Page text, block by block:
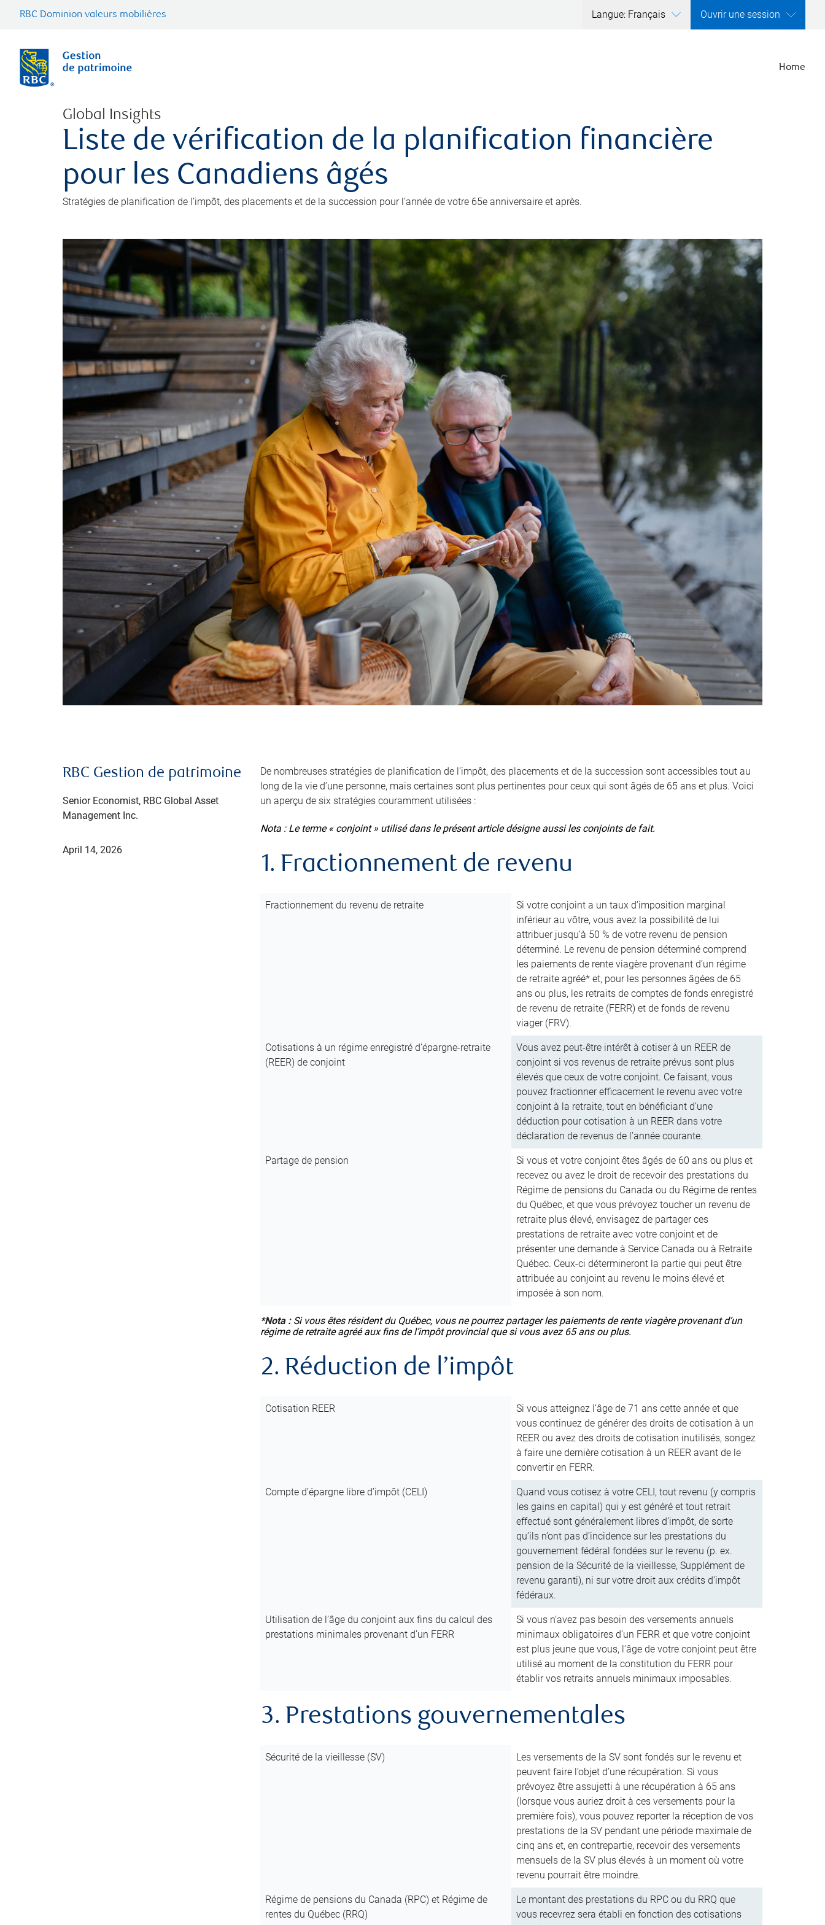
RBC Dominion valeurs mobilières Langue: Français Ouvrir une session
Home
Global Insights
Liste de vérification de la planification financière
pour les Canadiens âgés
Stratégies de planification de l’impôt, des placements et de la succession pour l’année de votre 65e anniversaire et après.
RBC Gestion de patrimoine
Senior Economist, RBC Global Asset
Management Inc.
April 14, 2026
De nombreuses stratégies de planification de l’impôt, des placements et de la succession sont accessibles tout au
long de la vie d’une personne, mais certaines sont plus pertinentes pour ceux qui sont âgés de 65 ans et plus. Voici
un aperçu de six stratégies couramment utilisées :
Nota : Le terme « conjoint » utilisé dans le présent article désigne aussi les conjoints de fait.
1. Fractionnement de revenu
Fractionnement du revenu de retraite
Si votre conjoint a un taux d’imposition marginal
inférieur au vôtre, vous avez la possibilité de lui
attribuer jusqu’à 50 % de votre revenu de pension
déterminé. Le revenu de pension déterminé comprend
les paiements de rente viagère provenant d’un régime
de retraite agréé* et, pour les personnes âgées de 65
ans ou plus, les retraits de comptes de fonds enregistré
de revenu de retraite (FERR) et de fonds de revenu
viager (FRV).
Cotisations à un régime enregistré d’épargne-retraite
(REER) de conjoint
Vous avez peut-être intérêt à cotiser à un REER de
conjoint si vos revenus de retraite prévus sont plus
élevés que ceux de votre conjoint. Ce faisant, vous
pouvez fractionner efficacement le revenu avec votre
conjoint à la retraite, tout en bénéficiant d’une
déduction pour cotisation à un REER dans votre
déclaration de revenus de l’année courante.
Partage de pension
Si vous et votre conjoint êtes âgés de 60 ans ou plus et
recevez ou avez le droit de recevoir des prestations du
Régime de pensions du Canada ou du Régime de rentes
du Québec, et que vous prévoyez toucher un revenu de
retraite plus élevé, envisagez de partager ces
prestations de retraite avec votre conjoint et de
présenter une demande à Service Canada ou à Retraite
Québec. Ceux-ci détermineront la partie qui peut être
attribuée au conjoint au revenu le moins élevé et
imposée à son nom.
*Nota :Si vous êtes résident du Québec, vous ne pourrez partager les paiements de rente viagère provenant d’un
régime de retraite agréé aux fins de l’impôt provincial que si vous avez 65 ans ou plus.
2. Réduction de l’impôt
Cotisation REER
Si vous atteignez l’âge de 71 ans cette année et que
vous continuez de générer des droits de cotisation à un
REER ou avez des droits de cotisation inutilisés, songez
à faire une dernière cotisation à un REER avant de le
convertir en FERR.
Compte d’épargne libre d’impôt (CELI)
Quand vous cotisez à votre CELI, tout revenu (y compris
les gains en capital) qui y est généré et tout retrait
effectué sont généralement libres d’impôt, de sorte
qu’ils n’ont pas d’incidence sur les prestations du
gouvernement fédéral fondées sur le revenu (p. ex.
pension de la Sécurité de la vieillesse, Supplément de
revenu garanti), ni sur votre droit aux crédits d’impôt
fédéraux.
Utilisation de l’âge du conjoint aux fins du calcul des
prestations minimales provenant d’un FERR
Si vous n’avez pas besoin des versements annuels
minimaux obligatoires d’un FERR et que votre conjoint
est plus jeune que vous, l’âge de votre conjoint peut être
utilisé au moment de la constitution du FERR pour
établir vos retraits annuels minimaux imposables.
3. Prestations gouvernementales
Sécurité de la vieillesse (SV)
Les versements de la SV sont fondés sur le revenu et
peuvent faire l’objet d’une récupération. Si vous
prévoyez être assujetti à une récupération à 65 ans
(lorsque vous auriez droit à ces versements pour la
première fois), vous pouvez reporter la réception de vos
prestations de la SV pendant une période maximale de
cinq ans et, en contrepartie, recevoir des versements
mensuels de la SV plus élevés à un moment où votre
revenu pourrait être moindre.
Régime de pensions du Canada (RPC) et Régime de
rentes du Québec (RRQ)
Le montant des prestations du RPC ou du RRQ que
vous recevrez sera établi en fonction des cotisations